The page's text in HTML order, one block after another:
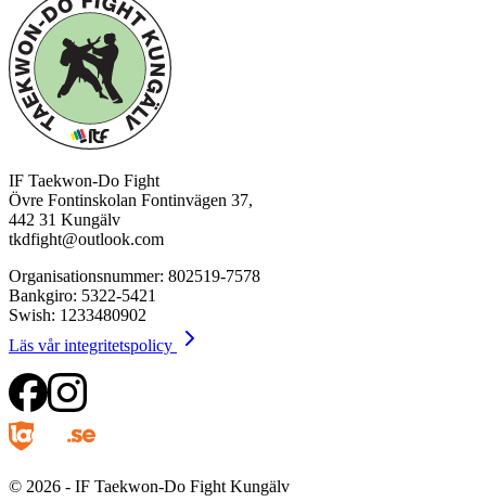
IF Taekwon-Do Fight
Övre Fontinskolan Fontinvägen 37,
442 31 Kungälv
tkdfight@outlook.com
Organisationsnummer: 802519-7578
Bankgiro: 5322-5421
Swish: 1233480902
Läs vår integritetspolicy
© 2026 - IF Taekwon-Do Fight Kungälv